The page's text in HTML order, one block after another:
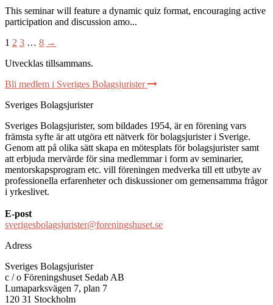
This seminar will feature a dynamic quiz format, encouraging active
participation and discussion amo...
1 2 3 … 8 →
Utvecklas tillsammans.
Bli medlem i Sveriges Bolagsjurister
Sveriges Bolagsjurister
Sveriges Bolagsjurister, som bildades 1954, är en förening vars
främsta syfte är att utgöra ett nätverk för bolagsjurister i Sverige.
Genom att på olika sätt skapa en mötesplats för bolagsjurister samt
att erbjuda mervärde för sina medlemmar i form av seminarier,
mentorskapsprogram etc. vill föreningen medverka till ett utbyte av
professionella erfarenheter och diskussioner om gemensamma frågor
i yrkeslivet.
E-post
sverigesbolagsjurister@foreningshuset.se
Adress
Sveriges Bolagsjurister
c / o Föreningshuset Sedab AB
Lumaparksvägen 7, plan 7
120 31 Stockholm